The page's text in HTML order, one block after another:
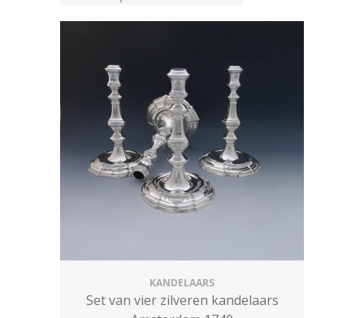
KANDELAARS
Set van vier zilveren kandelaars